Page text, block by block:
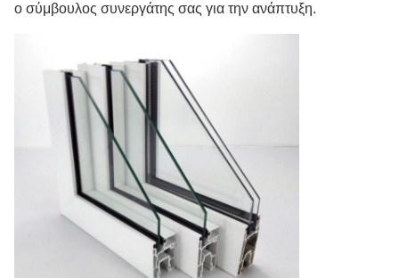
ο σύμβουλος συνεργάτης σας για την ανάπτυξη.